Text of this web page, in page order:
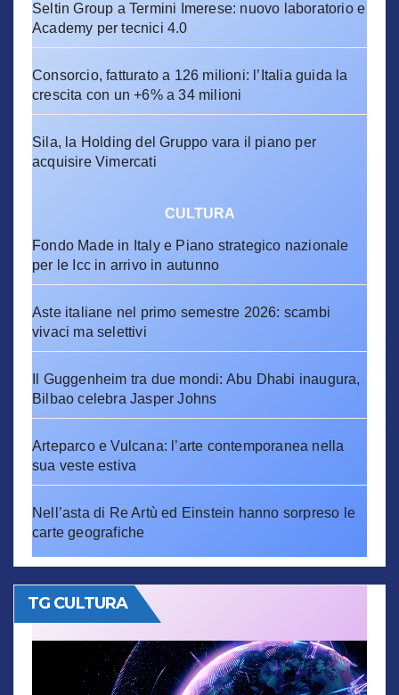
Seltin Group a Termini Imerese: nuovo laboratorio e
Academy per tecnici 4.0
Consorcio, fatturato a 126 milioni: l’Italia guida la
crescita con un +6% a 34 milioni
Sila, la Holding del Gruppo vara il piano per
acquisire Vimercati
CULTURA
Fondo Made in Italy e Piano strategico nazionale
per le Icc in arrivo in autunno
Aste italiane nel primo semestre 2026: scambi
vivaci ma selettivi
Il Guggenheim tra due mondi: Abu Dhabi inaugura,
Bilbao celebra Jasper Johns
Arteparco e Vulcana: l’arte contemporanea nella
sua veste estiva
Nell’asta di Re Artù ed Einstein hanno sorpreso le
carte geografiche
TG CULTURA